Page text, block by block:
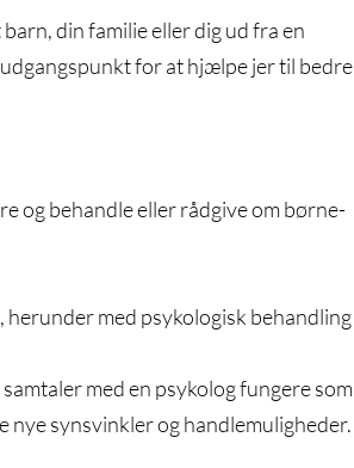
din familie eller dig ud fra en
for at hjælpe jer til bedre
og behandle eller rådgive om børne-
med psykologisk behandling
med en psykolog fungere som
synsvinkler og handlemuligheder.